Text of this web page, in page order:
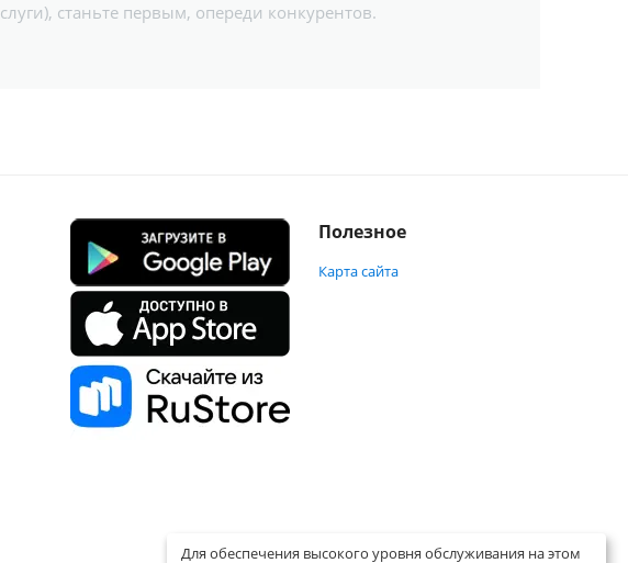
станьте первым, опереди конкурентов.
Полезное
Карта сайта
Для обеспечения высокого уровня обслуживания на этом